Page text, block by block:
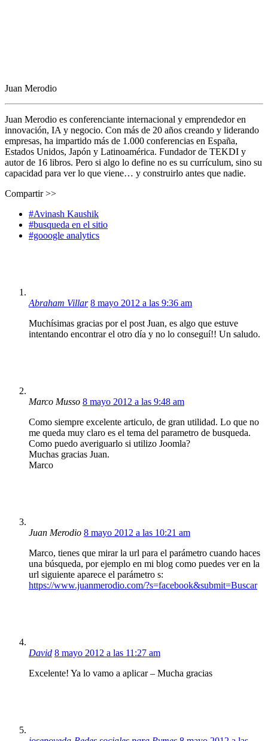
Juan Merodio
Juan Merodio es conferenciante internacional y emprendedor en
innovación, IA y negocio. Con más de 20 años creando y liderando
empresas, ha impartido más de 1.000 conferencias en España,
Estados Unidos, Japón y Latinoamérica. Fundador de TEKDI y
autor de 16 libros. Pero si algo lo define no es su currículum, sino su
capacidad para ver lo que viene… y construirlo antes que nadie.
Compartir >>
#Avinash Kaushik
#busqueda en el sitio
#gooogle analytics
Abraham Villar 8 mayo 2012 a las 9:36 am
Muchísimas gracias por el post Juan, es algo que estuve
intentando encontrar el otro día y no lo conseguí!! Un saludo.
Marco Musso 8 mayo 2012 a las 9:48 am
Como siempre excelente articulo, de gran utilidad. Lo que no
me queda muy claro es el tema del parametro de busqueda.
Como puedo averiguarlo si utilizo Joomla?
Muchas gracias Juan.
Marco
Juan Merodio 8 mayo 2012 a las 10:21 am
Marco, tienes que mirar la url para el parámetro cuando haces
una búsqueda, por ejemplo en mi blog como puedes ver en la
url siguiente aparece el parámetro s:
https://www.juanmerodio.com/?s=facebook&submit=Buscar
David 8 mayo 2012 a las 11:27 am
Excelente! Ya lo vamo a aplicar – Mucha gracias